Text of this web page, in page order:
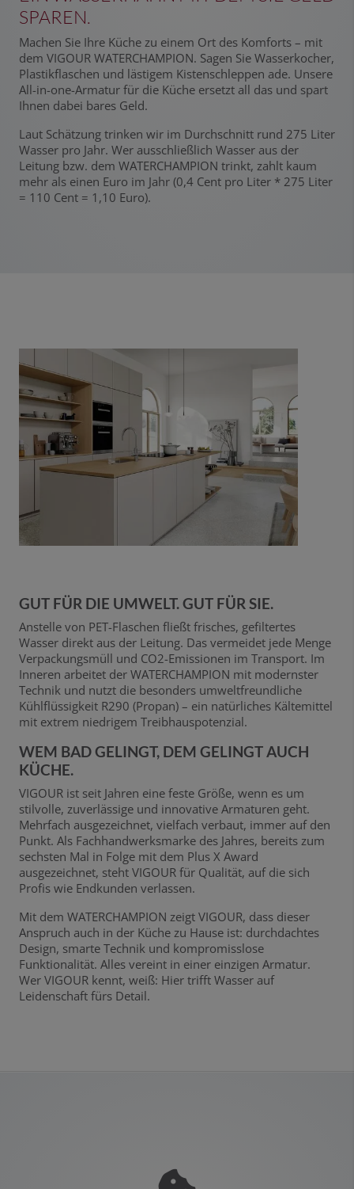
SPAREN.
Machen Sie Ihre Küche zu einem Ort des Komforts – mit
dem VIGOUR WATERCHAMPION. Sagen Sie Wasserkocher,
Plastikflaschen und lästigem Kistenschleppen ade. Unsere
All-in-one-Armatur für die Küche ersetzt all das und spart
Ihnen dabei bares Geld.
Laut Schätzung trinken wir im Durchschnitt rund 275 Liter
Wasser pro Jahr. Wer ausschließlich Wasser aus der
Leitung bzw. dem WATERCHAMPION trinkt, zahlt kaum
mehr als einen Euro im Jahr (0,4 Cent pro Liter * 275 Liter
= 110 Cent = 1,10 Euro).
GUT FÜR DIE UMWELT. GUT FÜR SIE.
Anstelle von PET-Flaschen fließt frisches, gefiltertes
Wasser direkt aus der Leitung. Das vermeidet jede Menge
Verpackungsmüll und CO2-Emissionen im Transport. Im
Inneren arbeitet der WATERCHAMPION mit modernster
Technik und nutzt die besonders umweltfreundliche
Kühlflüssigkeit R290 (Propan) – ein natürliches Kältemittel
mit extrem niedrigem Treibhauspotenzial.
WEM BAD GELINGT, DEM GELINGT AUCH
KÜCHE.
VIGOUR ist seit Jahren eine feste Größe, wenn es um
stilvolle, zuverlässige und innovative Armaturen geht.
Mehrfach ausgezeichnet, vielfach verbaut, immer auf den
Punkt. Als Fachhandwerksmarke des Jahres, bereits zum
sechsten Mal in Folge mit dem Plus X Award
ausgezeichnet, steht VIGOUR für Qualität, auf die sich
Profis wie Endkunden verlassen.
Mit dem WATERCHAMPION zeigt VIGOUR, dass dieser
Anspruch auch in der Küche zu Hause ist: durchdachtes
Design, smarte Technik und kompromisslose
Funktionalität. Alles vereint in einer einzigen Armatur.
Wer VIGOUR kennt, weiß: Hier trifft Wasser auf
Leidenschaft fürs Detail.